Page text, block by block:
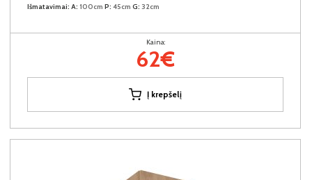
Išmatavimai: A: 100cm P: 45cm G: 32cm
Kaina:
62€
Į krepšelį